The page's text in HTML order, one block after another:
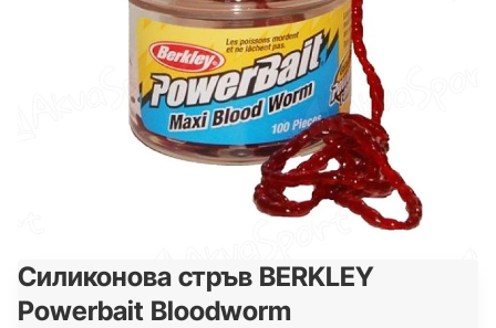
-25%
Силиконова стръв BERKLEY
Powerbait Bloodworm